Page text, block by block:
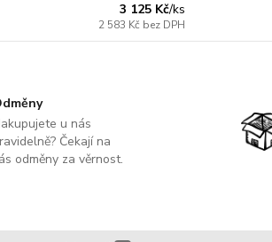
3 125 Kč/ks
2 583 Kč bez DPH
u nás
Čekají na
odměny za věrnost.